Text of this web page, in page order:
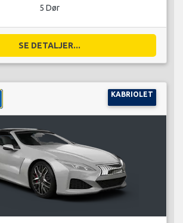
5 Dør
SE DETALJER...
KABRIOLET